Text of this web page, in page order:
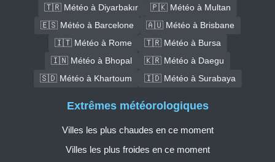
🇹🇷 Météo à Diyarbakır
🇵🇰 Météo à Multan
🇪🇸 Météo à Barcelone
🇦🇺 Météo à Brisbane
🇮🇹 Météo à Rome
🇹🇷 Météo à Bursa
🇮🇳 Météo à Bhopal
🇰🇷 Météo à Daegu
🇸🇩 Météo à Khartoum
🇮🇩 Météo à Surabaya
Extrêmes météorologiques
Villes les plus chaudes en ce moment
Villes les plus froides en ce moment